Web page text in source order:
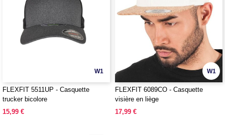
W1
FLEXFIT 5511UP - Casquette
trucker bicolore
15,99 €
W1
FLEXFIT 6089CO - Casquette
visière en liège
17,99 €